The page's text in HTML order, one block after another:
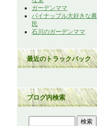
ガーデンママ
パイナップル大好きな農
民
石川のガーデンママ
最近のトラックバック
ブログ内検索